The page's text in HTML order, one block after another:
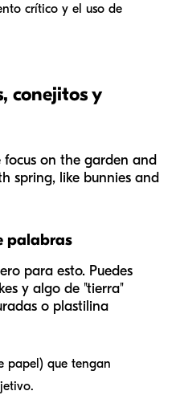
crítico y el uso de
conejitos y
on the garden and
spring, like bunnies and
palabras
para esto. Puedes
y algo de "tierra"
o plastilina
papel) que tengan